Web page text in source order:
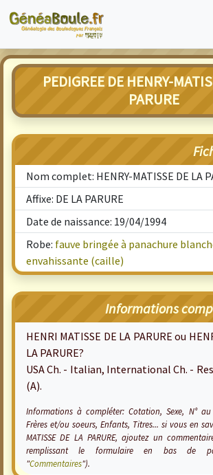
PEDIGREE DE HENRY-
PARURE
Nom complet: HENRY-MATISSE DE LA
Affixe: DE LA PARURE
Date de naissance: 19/04/1994
Robe: fauve bringée à panachure
envahissante (caille)
Informations
HENRI MATISSE DE LA PARURE ou
LA PARURE?
USA Ch. - Italian, International Ch. -
(A).
Informations à compléter: Cotation, Sexe, N° au
Frères et/ou soeurs, Enfants, Titres... si vous en
MATISSE DE LA PARURE, ajoutez un
remplissant le formulaire en bas de
"Commentaires").